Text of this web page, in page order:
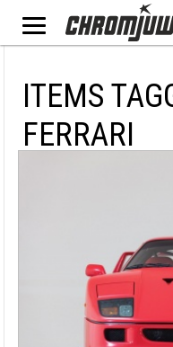
ITEMS
FERRARI